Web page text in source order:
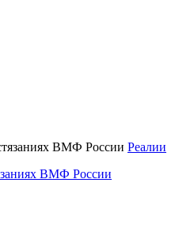
Реалии
ВМФ России